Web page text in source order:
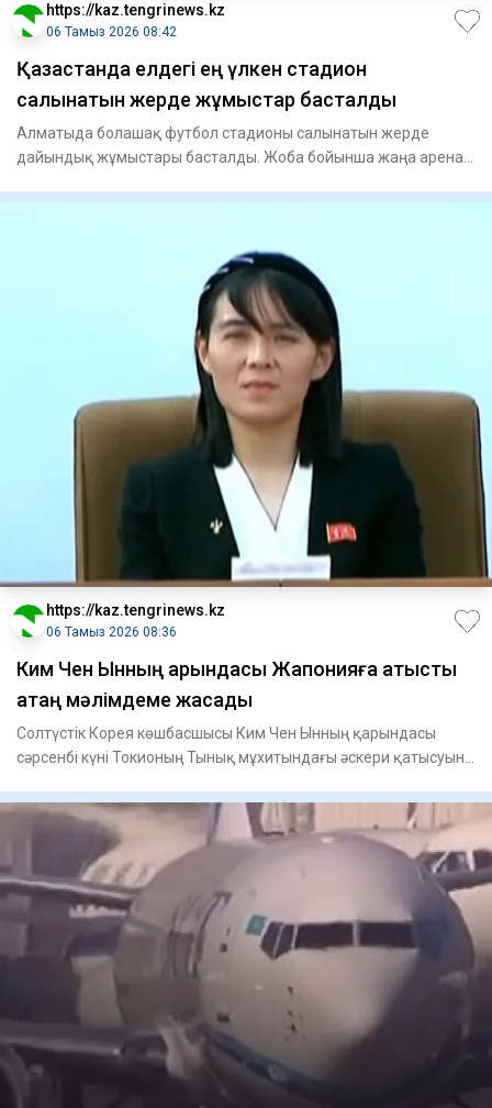
https://kaz.tengrinews.kz
06 Тамыз 2026 08:42
Қазақстанда елдегі ең үлкен стадион
салынатын жерде жұмыстар басталды
Алматыда болашақ футбол стадионы салынатын жерде
дайындық жұмыстары басталды. Жоба бойынша жаңа арена
https://kaz.tengrinews.kz
06 Тамыз 2026 08:36
Ким Чен Ынның қарындасы Жапонияға қатысты
қатаң мәлімдеме жасады
Солтүстік Корея көшбасшысы Ким Чен Ынның қарындасы
сәрсенбі күні Токионың Тынық мұхитындағы әскери қатысуын